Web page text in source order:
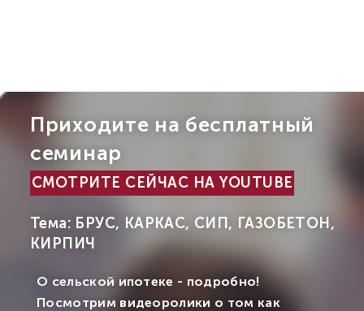
Приходите на бесплатный
семинар
СМОТРИТЕ СЕЙЧАС НА YOUTUBE
Тема: БРУС, КАРКАС, СИП, ГАЗОБЕТОН,
КИРПИЧ
О сельской ипотеке - подробно!
Посмотрим видеоролики о том как